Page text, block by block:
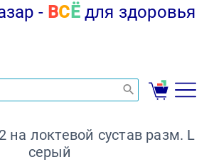
- ВС Ёдля здоровья
на локтевой сустав разм. L
серый